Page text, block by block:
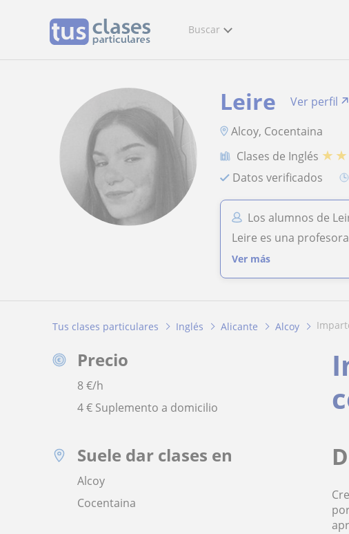
Buscar
Leire
Ver perfil
Alcoy, Cocentaina
Clases de Inglés ★ ★
Datos verificados
Los alumnos de
Leire es una
Ver más
Tus clases particulares Inglés Alicante Alcoy
Precio
8€/h
4 € Suplemento a domicilio
Suele dar clases en
Alcoy
Cocentaina